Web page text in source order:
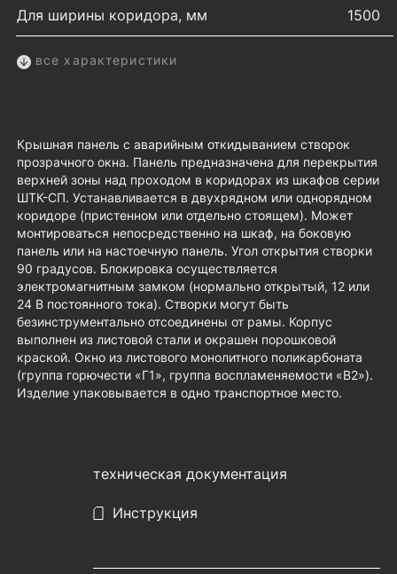
Для ширины коридора, мм 1500
все характеристики
Крышная панель с аварийным откидыванием створок
прозрачного окна. Панель предназначена для перекрытия
верхней зоны над проходом в коридорах из шкафов серии
ШТК-СП. Устанавливается в двухрядном или однорядном
коридоре (пристенном или отдельно стоящем). Может
монтироваться непосредственно на шкаф, на боковую
панель или на настоечную панель. Угол открытия створки
90 градусов. Блокировка осуществляется
электромагнитным замком (нормально открытый, 12 или
24 В постоянного тока). Створки могут быть
безинструментально отсоединены от рамы. Корпус
выполнен из листовой стали и окрашен порошковой
краской. Окно из листового монолитного поликарбоната
(группа горючести «Г1», группа воспламеняемости «B2»).
Изделие упаковывается в одно транспортное место.
техническая документация
Инструкция